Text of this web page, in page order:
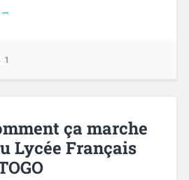
→
1
ça marche
Lycée Français